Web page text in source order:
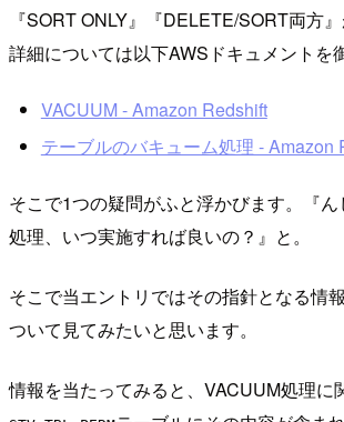
『SORT ONLY』『DELETE/SORT両方』
詳細については以下AWSドキュメントを
VACUUM - Amazon Redshift
テーブルのバキューム処理 - Amazon
そこで1つの疑問がふと浮かびます。『
処理、いつ実施すれば良いの？』と。
そこで当エントリではその指針となる情
ついて見てみたいと思います。
情報を当たってみると、VACUUM処理に